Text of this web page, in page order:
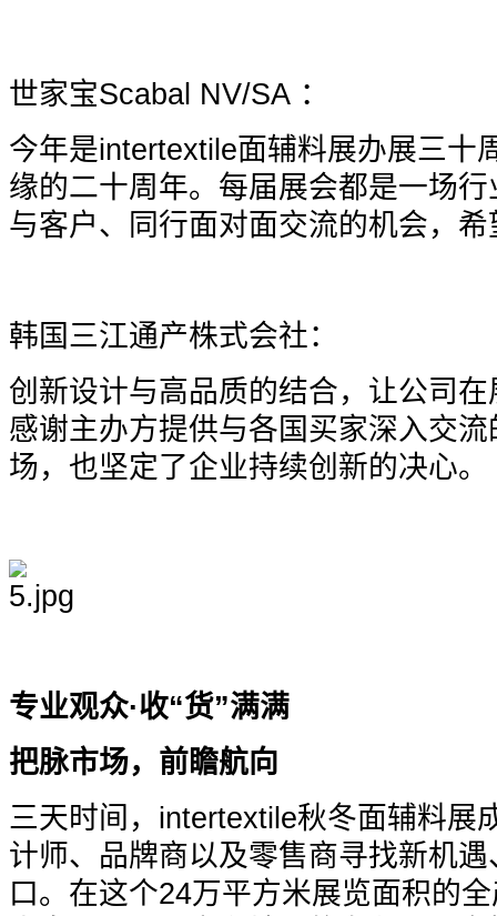
世家宝Scabal NV/SA ：
今年是intertextile面辅料展办展三十
缘的二十周年。每届展会都是一场行
与客户、同行面对面交流的机会，
韩国三江通产株式会社：
创新设计与高品质的结合，让公司
感谢主办方提供与各国买家深入交
场，也坚定了企业持续创新的决心。
专业观众·收“货”满满
把脉市场，前瞻航向
三天时间，intertextile秋冬面辅料展
计师、品牌商以及零售商寻找新机
口。在这个24万平方米展览面积的